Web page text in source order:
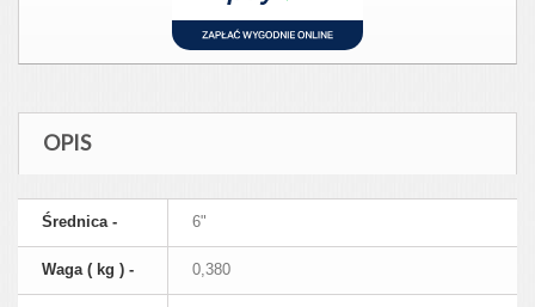
OPIS
Średnica - 6"
Waga ( kg ) - 0,380